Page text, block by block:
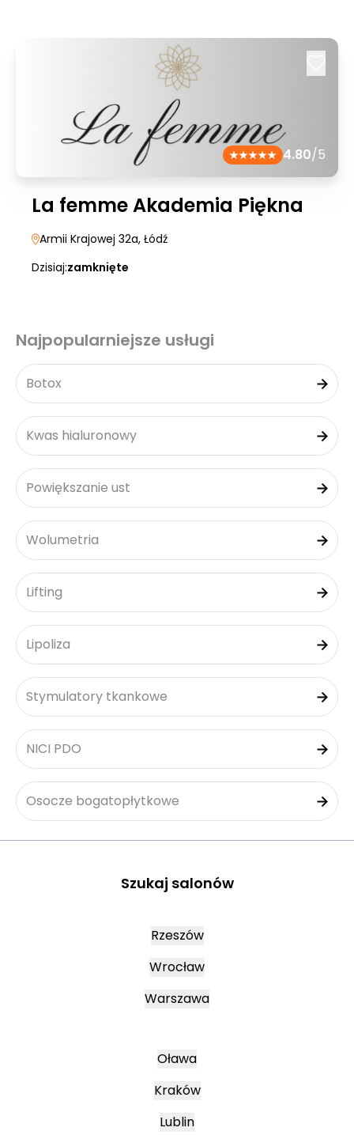
4.80/5
La femme Akademia Piękna
Armii Krajowej 32a, Łódź
Dzisiaj:zamknięte
Najpopularniejsze usługi
Botox
Kwas hialuronowy
Powiększanie ust
Wolumetria
Lifting
Lipoliza
Stymulatory tkankowe
NICI PDO
Osocze bogatopłytkowe
Szukaj salonów
Rzeszów
Wrocław
Warszawa
Oława
Kraków
Lublin